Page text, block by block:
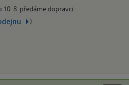
10. 8. předáme dopravci
)